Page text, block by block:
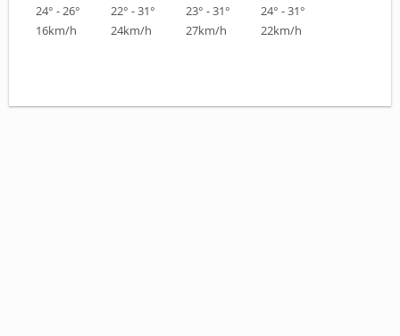
24° - 26°
16km/h
22° - 31°
24km/h
23° - 31°
27km/h
24° - 31°
22km/h